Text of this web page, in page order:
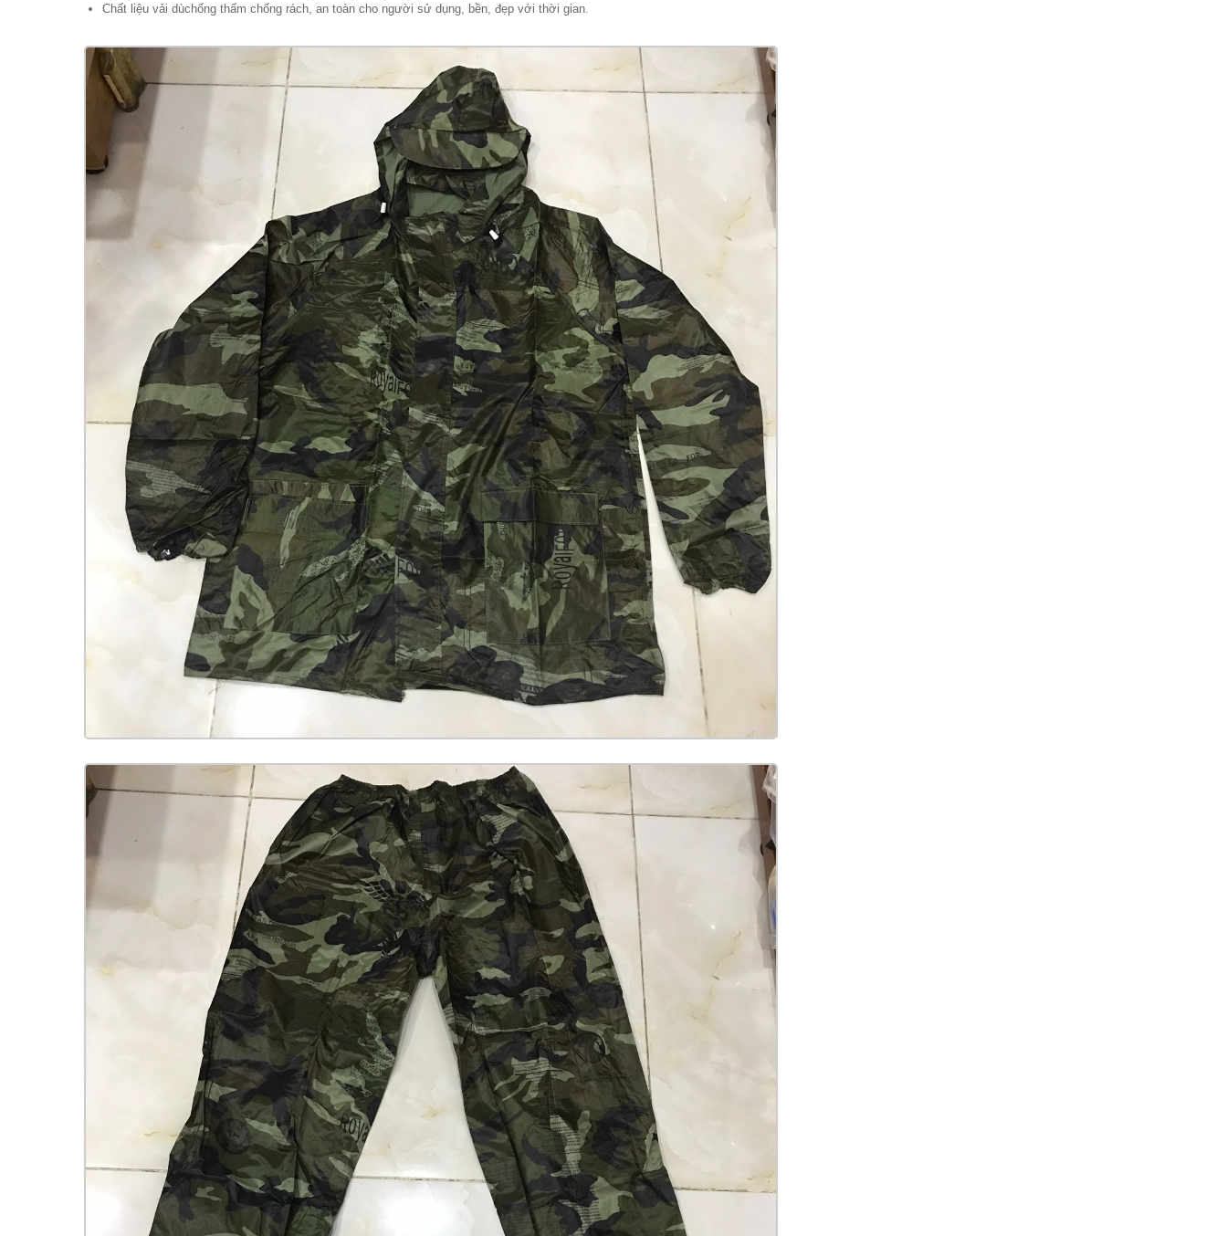
Chất liệu vải dùchống thấm chống rách, an toàn cho người sử dụng, bền, đẹp với thời gian.